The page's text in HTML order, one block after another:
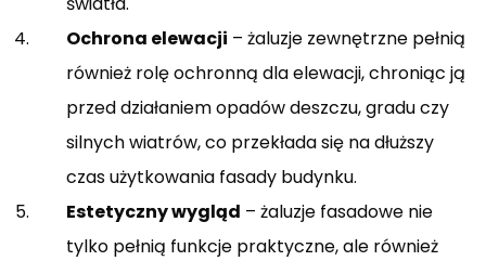
Ochrona elewacji – żaluzje zewnętrzne pełnią
również rolę ochronną dla elewacji, chroniąc ją
przed działaniem opadów deszczu, gradu czy
silnych wiatrów, co przekłada się na dłuższy
czas użytkowania fasady budynku.
Estetyczny wygląd – żaluzje fasadowe nie
tylko pełnią funkcje praktyczne, ale również